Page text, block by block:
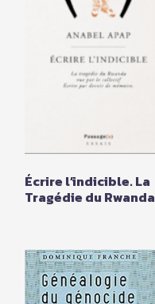
Écrire l’indicible. La
Tragédie du Rwanda